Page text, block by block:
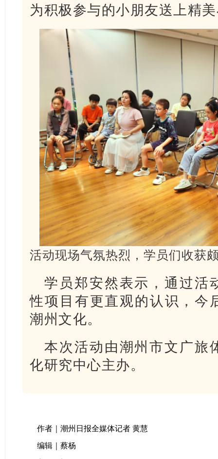
为积极参与的小朋友送上精
活动现场气氛热烈，学员们收获
学员郑安然表示，通过活
性项目有更直观的认识，今
潮州文化。
本次活动由潮州市文广旅
化研究中心主办。
作者｜潮州日报全媒体记者 黄慧
编辑｜蔡杨